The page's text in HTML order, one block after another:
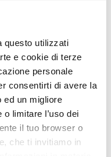
questo utilizzati
e cookie di terze
personale
consentirti di avere la
ed un migliore
limitare l’uso dei
il tuo browser o
che ti invitiamo in
TUTTE LE NOTIZIE